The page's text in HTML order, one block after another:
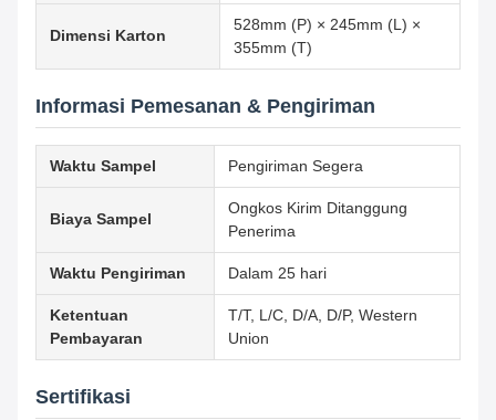
Dimensi Karton
528mm (P) × 245mm (L) ×
355mm (T)
Informasi Pemesanan & Pengiriman
Waktu Sampel Pengiriman Segera
Biaya Sampel
Ongkos Kirim Ditanggung
Penerima
Waktu Pengiriman Dalam 25 hari
Ketentuan
Pembayaran
T/T, L/C, D/A, D/P, Western
Union
Sertifikasi